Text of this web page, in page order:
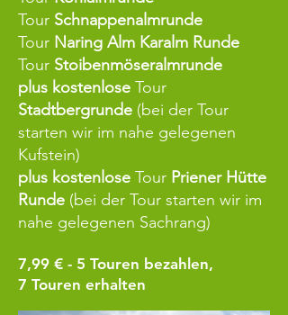
Tour Schnappenalmrunde
Tour Naring Alm Karalm Runde
Tour Stoibenmöseralmrunde
plus kostenlose Tour
Stadtbergrunde (bei der Tour
starten wir im nahe gelegenen
Kufstein)
plus kostenlose Tour Priener Hütte
Runde (bei der Tour starten wir im
nahe gelegenen Sachrang)
7,99 € - 5 Touren bezahlen,
7 Touren erhalten